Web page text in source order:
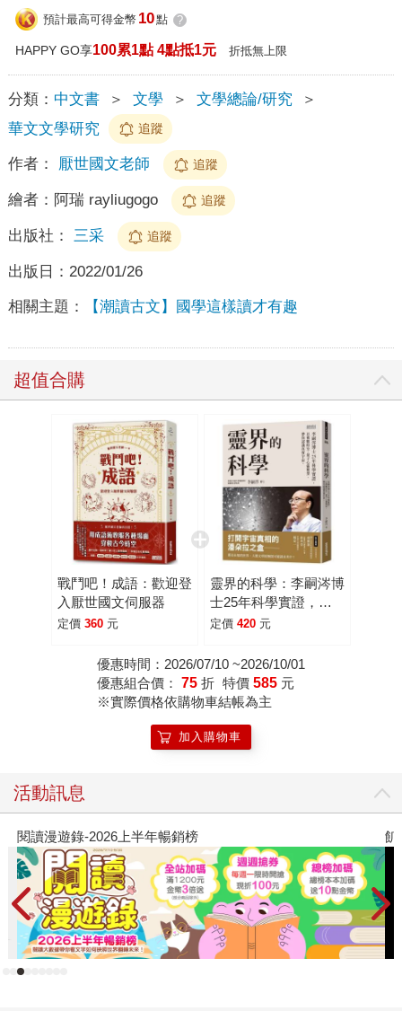
預計最高可得金幣 10點 ?
HAPPY GO享100累1點 4點抵1元 折抵無上限
分類： 中文書 ＞ 文學 ＞ 文學總論/研究
＞
華文文學研究
追蹤
作者： 厭世國文老師 追蹤
繪者： 阿瑞 rayliugogo 追蹤
出版社： 三采 追蹤
出版日： 2022/01/26
相關主題： 【潮讀古文】國學這樣讀才有趣
超值合購
戰鬥吧！成語：歡迎登
入厭世國文伺服器
定價 360 元
靈界的科學：李嗣涔博
士25年科學實證，以
複數時空、量子心靈模
定價 420 元
優惠時間：2026/07/10 ~2026/10/01
優惠組合價： 75 折 特價 585 元
※實際價格依購物車結帳為主
加入購物車
活動訊息
飢餓遊戲前傳贈早優券